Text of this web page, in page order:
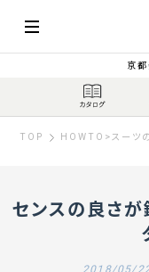
京
TOP HOWTO >スーツ
センスの良さが